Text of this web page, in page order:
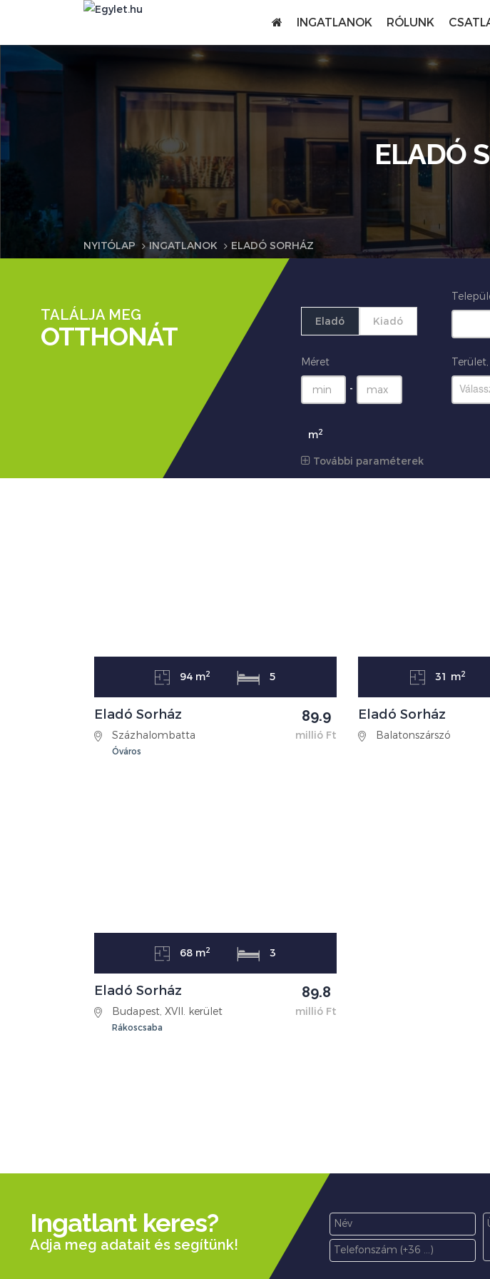
INGATLANOK RÓLUNK
ELADÓ
NYITÓLAP INGATLANOK ELADÓ SORHÁZ
TALÁLJA MEG
OTTHONÁT Eladó Kiadó
Méret
-
m2
További paraméterek
94 m2 5
89.9
millió Ft
Eladó Sorház
Százhalombatta
Óváros
31 m2
Eladó Sorház
Balatonszárszó
68 m2 3
89.8
millió Ft
Eladó Sorház
Budapest, XVII. kerület
Rákoscsaba
Ingatlant keres?
Adja meg adatait és segítünk!